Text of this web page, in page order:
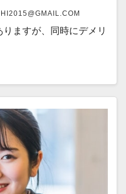
ますが、同時にデメリ